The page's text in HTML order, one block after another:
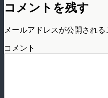
コメントを残す
メールアドレスが公開される
コメント